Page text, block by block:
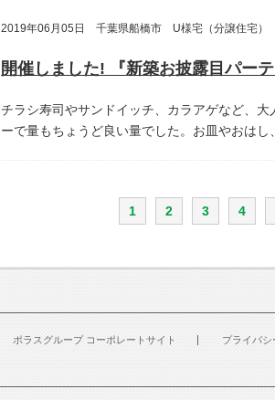
2019年06月05日 千葉県船橋市 U様宅（分譲住宅）
チラシ寿司やサンドイッチ、カラアゲなど、大
ーで量もちょうど良い量でした。お皿やおはし
1 2 3 4
ポラスグループ コーポレートサイト
プライバシ